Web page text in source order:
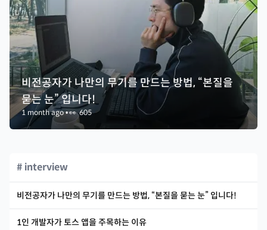
비전공자가 나만의 무기를 만드는 방법, “본질을
묻는 눈” 입니다!
1 month ago•👀605
# interview
비전공자가 나만의 무기를 만드는 방법, “본질을 묻는 눈” 입니다!
1인 개발자가 토스 앱을 주목하는 이유